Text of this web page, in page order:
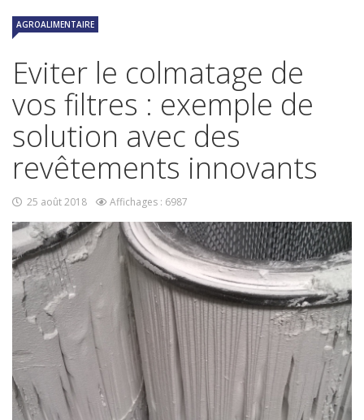
Eviter le colmatage de
vos filtres : exemple de
solution avec des
revêtements innovants
AGROALIMENTAIRE
25 août 2018 Affichages : 6987